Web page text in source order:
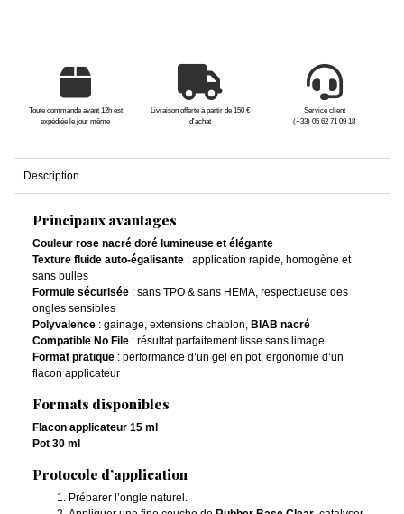
Toute commande avant 12h est
expédiée le jour même
Livraison offerte à partir de 150 €
d'achat
Service client
(+33) 05 62 71 09 18
Description
Principaux avantages
Couleur rose nacré doré lumineuse et élégante
Texture fluide auto-égalisante : application rapide, homogène et
sans bulles
Formule sécurisée : sans TPO & sans HEMA, respectueuse des
ongles sensibles
Polyvalence : gainage, extensions chablon, BIAB nacré
Compatible No File : résultat parfaitement lisse sans limage
Format pratique : performance d’un gel en pot, ergonomie d’un
flacon applicateur
Formats disponibles
Flacon applicateur 15 ml
Pot 30 ml
Protocole d’application
Préparer l’ongle naturel.